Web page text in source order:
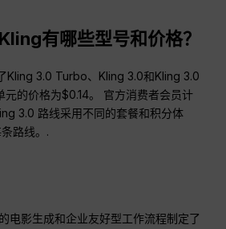
有哪些型号和价格？
Kling 3.0 Turbo、Kling 3.0和Kling 3.0
元的价格为$0.14。 官方消费者会员计
3.0 路线采用不同的套餐和积分体
路线。.
电影生成和企业友好型工作流程制定了